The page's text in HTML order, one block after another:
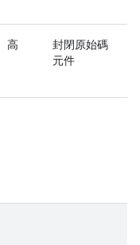
高
封閉原始碼
元件